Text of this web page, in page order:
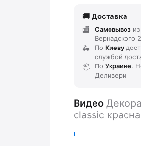
Доставка
Самовывоз
Вернадского
По Киеву
службой
По Украине:
Деливери
Видео
classic